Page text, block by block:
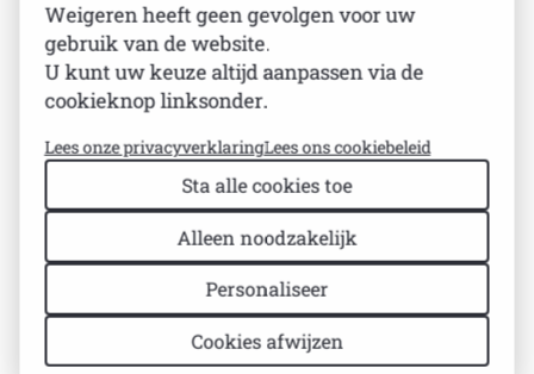
Aan toevoegen
Neem contact met ons op voor meer informatie
Het liefst vergeet u Sjögren helemaal. En nog liever
Weigeren heeft geen gevolgen voor uw
gebruik van de website.
U kunt uw keuze altijd aanpassen via de
cookieknop linksonder.
Lees onze privacyverklaringLees ons cookiebeleid
Sta alle cookies toe
Alleen noodzakelijk
Personaliseer
Cookies afwijzen